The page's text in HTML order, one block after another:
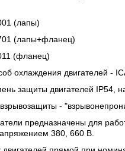
(лапы)
(лапы+фланец)
(фланец)
охлаждения двигателей -
защиты двигателей IP54,
-
предназначены для
380, 660 В.